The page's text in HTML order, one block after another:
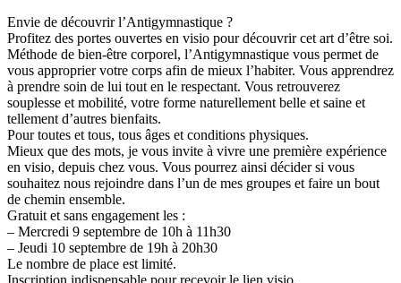
Envie de découvrir l’Antigymnastique ?
Profitez des portes ouvertes en visio pour découvrir cet art d’être soi.
Méthode de bien-être corporel, l’Antigymnastique vous permet de
vous approprier votre corps afin de mieux l’habiter. Vous apprendrez
à prendre soin de lui tout en le respectant. Vous retrouverez
souplesse et mobilité, votre forme naturellement belle et saine et
tellement d’autres bienfaits.
Pour toutes et tous, tous âges et conditions physiques.
Mieux que des mots, je vous invite à vivre une première expérience
en visio, depuis chez vous. Vous pourrez ainsi décider si vous
souhaitez nous rejoindre dans l’un de mes groupes et faire un bout
de chemin ensemble.
Gratuit et sans engagement les :
– Mercredi 9 septembre de 10h à 11h30
– Jeudi 10 septembre de 19h à 20h30
Le nombre de place est limité.
Inscription indispensable pour recevoir le lien visio.